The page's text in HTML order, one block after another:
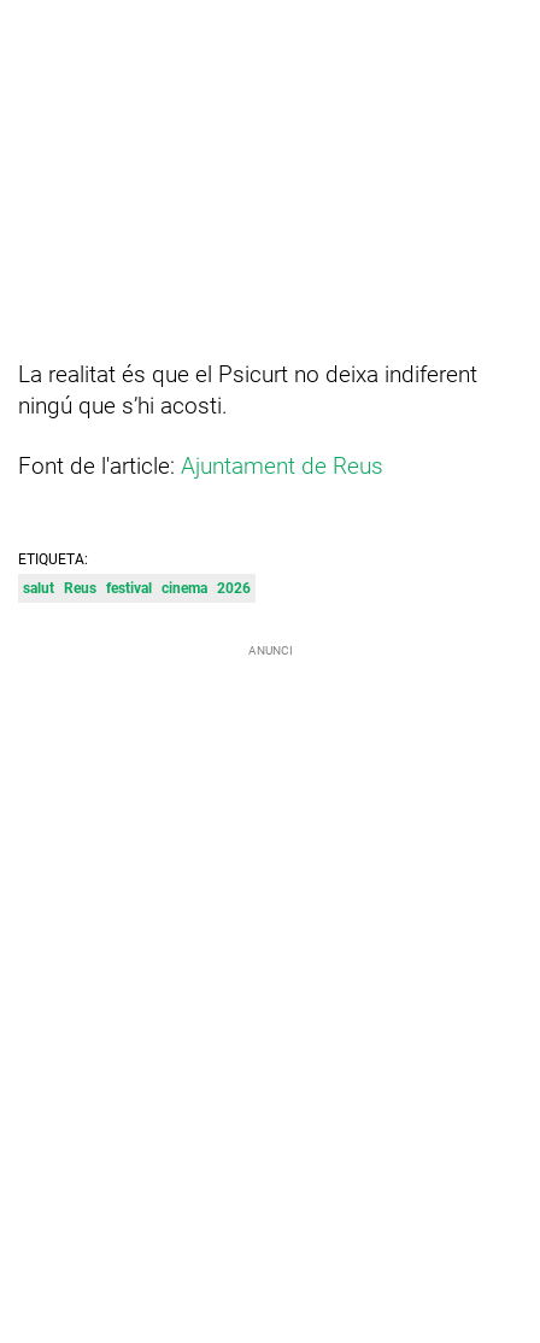
La realitat és que el Psicurt no deixa indiferent
ningú que s’hi acosti.
Font de l'article: Ajuntament de Reus
ETIQUETA:
salut
Reus festival cinema 2026